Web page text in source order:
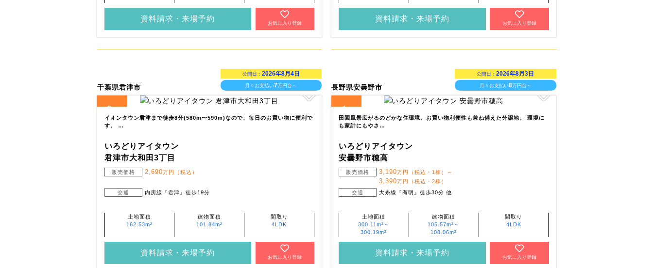
資料請求・来場予約
お気に入り登録
資料請求・来場予約
お気に入り登録
千葉県君津市
公開日： 2026年8月4日
月々お支払い7万円台～
2
イオンタウン君津まで徒歩8分(580m〜590m)なので、毎日のお買い物に便利で
す。 …
いろどりアイタウン
君津市大和田3丁目
販売価格 2,690万円（税込）
交通 内房線『君津』徒歩19分
土地面積
162.53m²
建物面積
101.84m²
間取り
4LDK
資料請求・来場予約
お気に入り登録
長野県安曇野市
公開日：2026年8月3日
月々お支払い8万円台～
4
田園風景広がるのどかな住環境。お買い物利便性も兼ね備えた分譲地。 環境に
も家計にもやさ…
いろどりアイタウン
安曇野市穂高
販売価格 3,190万円（税込・1棟）～
3,390万円（税込・2棟）
交通
大糸線『有明』徒歩30分 他
土地面積
300.11m²～
300.19m²
建物面積
105.57m²～
108.06m²
間取り
4LDK
資料請求・来場予約
お気に入り登録